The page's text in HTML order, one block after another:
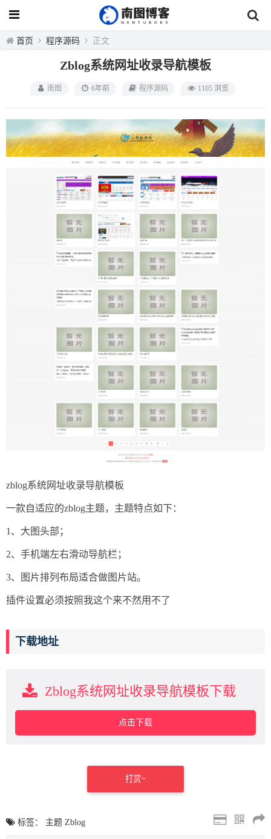
首页 程序源码 正文
Zblog系统网址收录导航模板
南图 6年前 程序源码 1105 浏览
zblog系统网址收录导航模板
一款自适应的zblog主题，主题特点如下：
1、大图头部；
2、手机端左右滑动导航栏；
3、图片排列布局适合做图片站。
插件设置必须按照我这个来不然用不了
下载地址
Zblog系统网址收录导航模板下载
点击下载
打赏~
标签： 主题 Zblog